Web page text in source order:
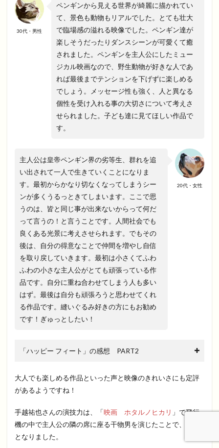
30代・男性
ペンギンから見える世界が綺麗に描かれてい
て、景色も動物もリアルでした。とても壮大
で臨場感の溢れる映像でした。ペンギン達が
楽しそうだったりダンスシーンが可愛くて癒
されました。ペンギンを主人公にしたミュー
ジカル映画なので、野生動物が好きな人であ
れば最後までテンションを下げずに楽しめる
でしょう。メッセージ性も強く、人と異なる
個性を受け入れる事の大切さについて考えさ
せられました。子ども達に見てほしい作品で
す。
20代・女性
主人公は皇帝ペンギン界の劣等生、群れを追
い出されて一人で生きていくことになりま
す。最初からかなり切なくなってしまうシー
ンが多くうるっときてしまいます。ここで思
うのは、皆と同じ事が出来ないからって何だ
って言うの！と言うことです。人間社会でも
良くある光景に考えさせられます。でもその
後は、自分の得意なことで仲間を増やし自信
を取り戻していきます。最初は小さくてふわ
ふわの小さな主人公がとても頑張っている作
品です。自分に重ね合わせてしまう人も多い
はず。最後は自分も頑張ろうと思わせてくれ
る作品です。縫いぐるみ好きの方にもお勧め
です！ぎゅっとしたい！
「ハッピー フィート」の感想 PART2
大人でも楽しめる作品といった声と映像のきれいさにも定評
があるようですね！
手越祐也さんの演技力は、「映画 ホタルノヒカリ 」で飛行
機の中で主人公の隣の席に座る干物男を演じたことで、話題
となりました。